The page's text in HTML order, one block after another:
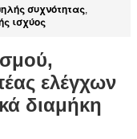
συχνότητας,
ισχύος
ελέγχων
διαμήκη